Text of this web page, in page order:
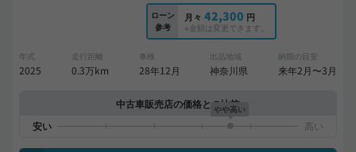
ローン
参考
月々 42,300 円
※金額は変更できます。
年式
2025
走行距離
0.3万km
車検
28年12月
出品地域
神奈川県
納期の目安
来年2月〜3月
中古車販売店の価格との比較
やや高い